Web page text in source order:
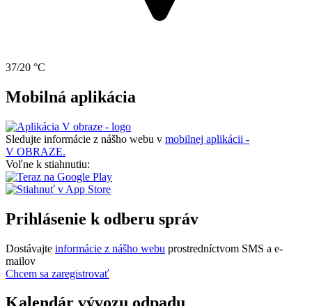
37/20 °C
Mobilná aplikácia
Sledujte informácie z nášho webu v mobilnej aplikácii -
V OBRAZE.
Voľne k stiahnutiu:
Prihlásenie k odberu správ
Dostávajte informácie z nášho webu prostredníctvom SMS a e-
mailov
Chcem sa zaregistrovať